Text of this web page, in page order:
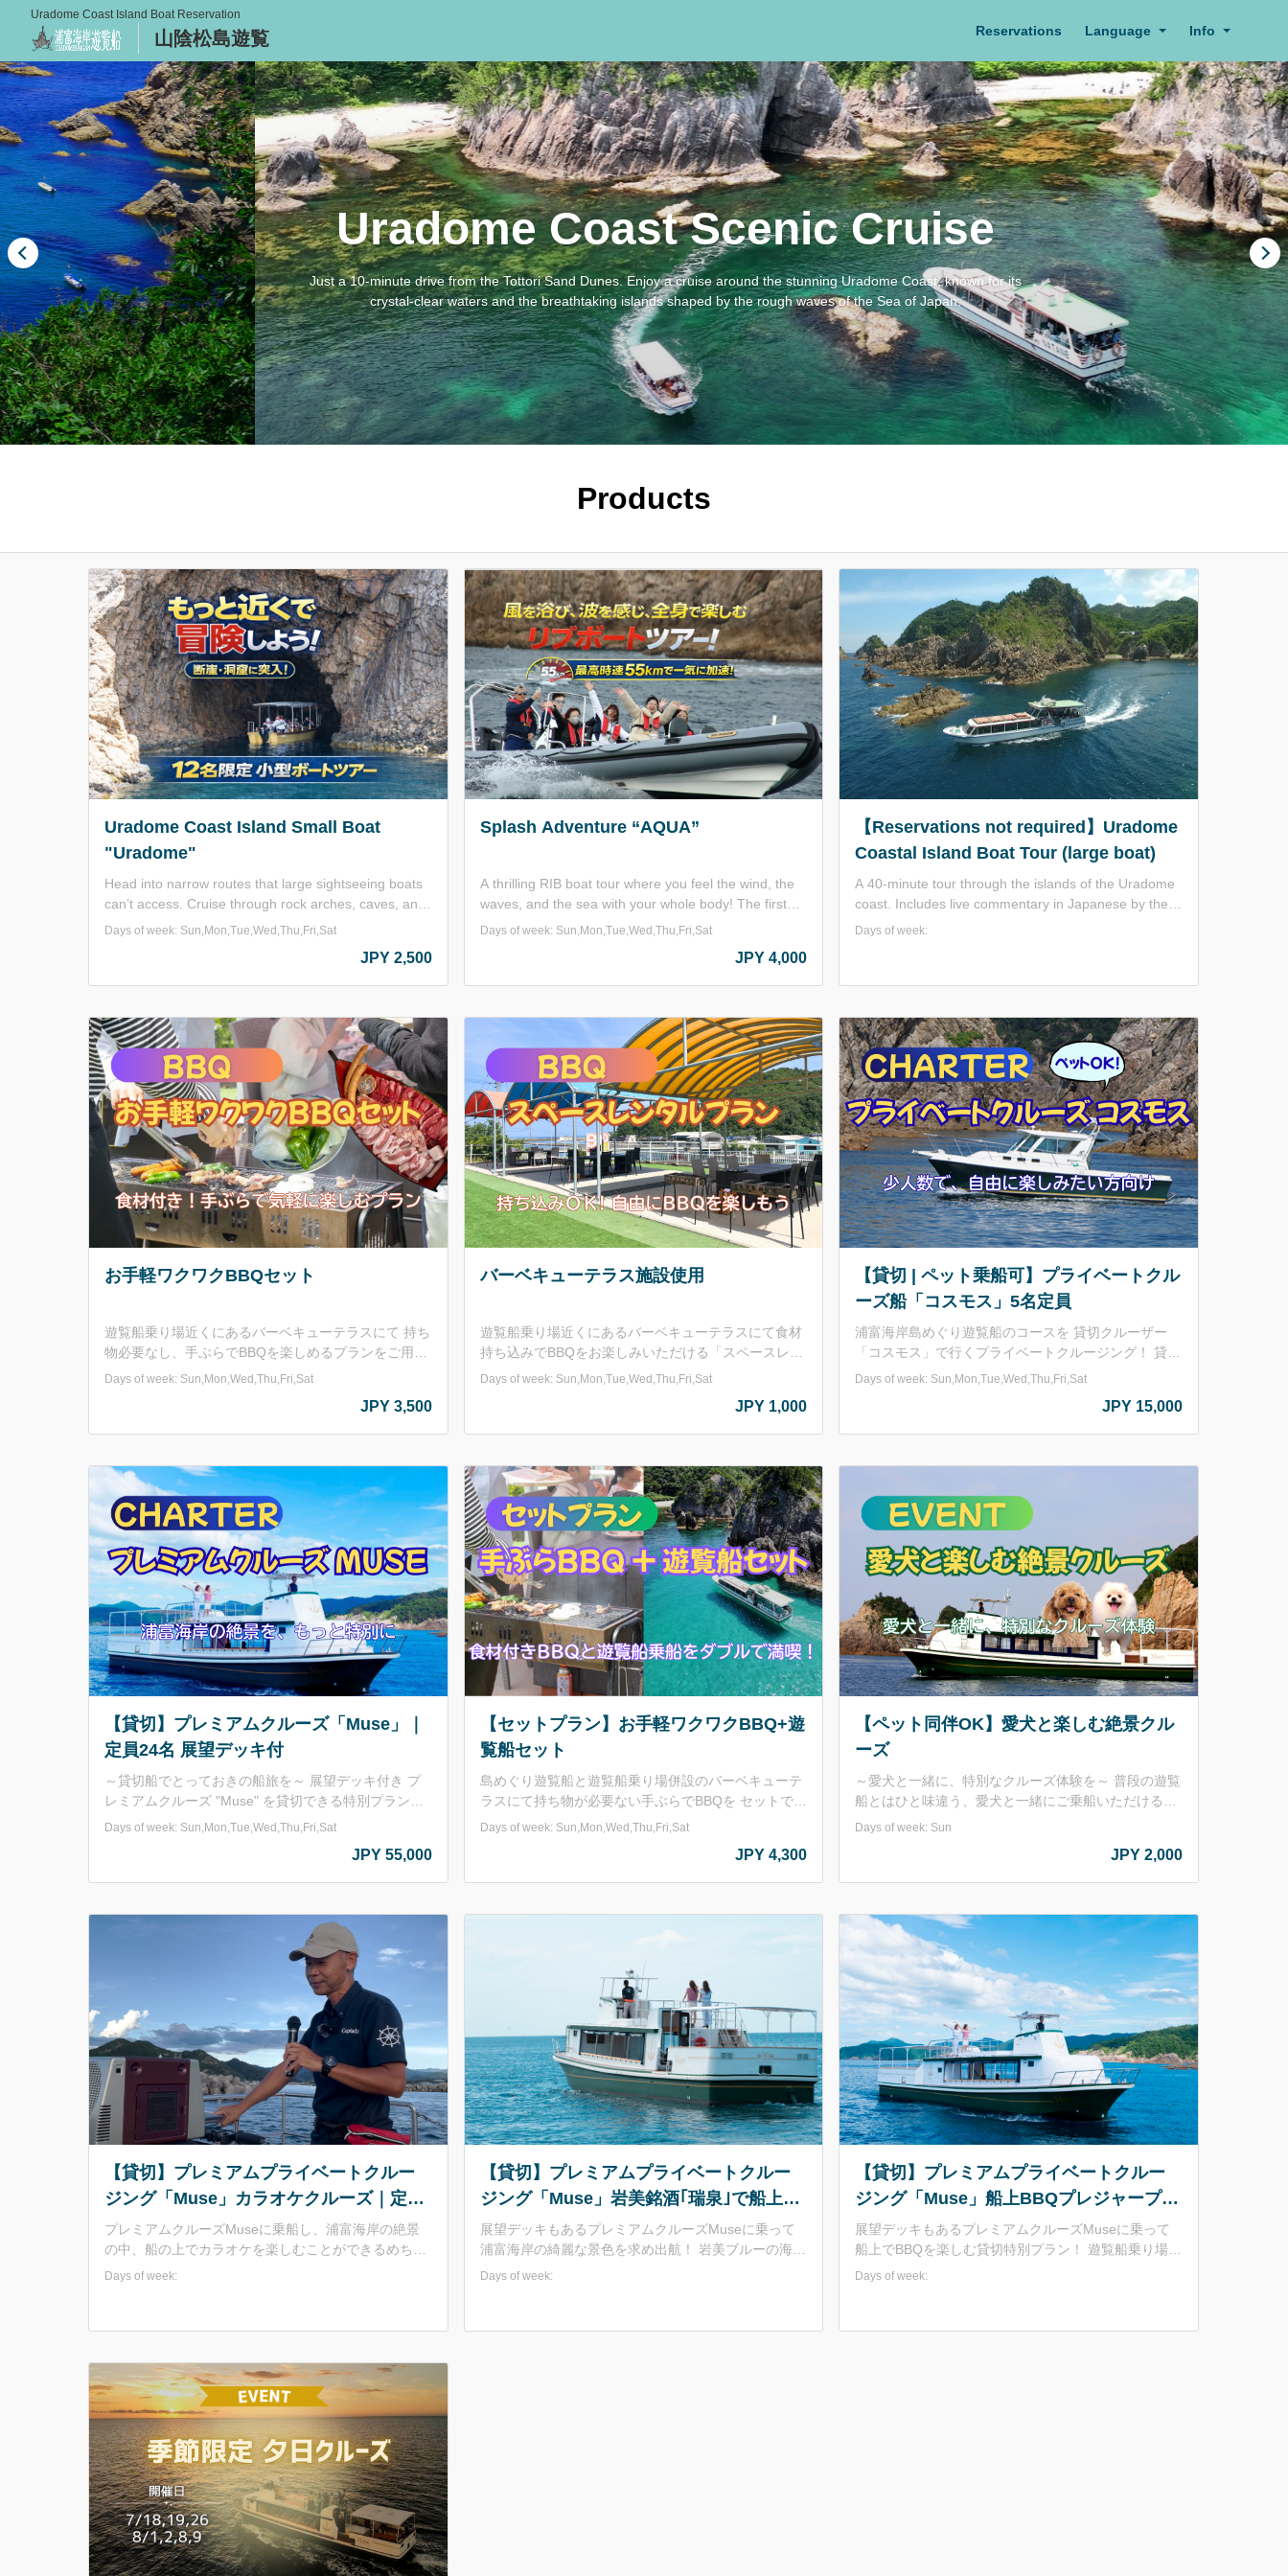
Uradome Coast Island Boat Reservation
山陰松島遊覧 Reservations Language Info
Uradome Coast Scenic Cruise
Just a 10-minute drive from the Tottori Sand Dunes. Enjoy a cruise around the stunning Uradome Coast, known for its
crystal-clear waters and the breathtaking islands shaped by the rough waves of the Sea of Japan.
Products
Uradome Coast Island Small Boat
"Uradome"
Head into narrow routes that large sightseeing boats
can’t access. Cruise through rock arches, caves, and
shallow coves, and experience the breathtaking
Looking straight up at the 70-meter cliffs from below
is an unforgettable, awe-inspiring moment. With only
immersive adventure. Enjoy the excitement of peering
into the sea with a glass-bottom viewer. Perfect for
those who want to get closer—and add a little
adventure to their journey!
Days of week: Sun,Mon,Tue,Wed,Thu,Fri,Sat
JPY 2,500
Splash Adventure “AQUA”
A thrilling RIB boat tour where you feel the wind, the
waves, and the sea with your whole body! The first
half offers breathtaking views of the Uradome Coast,
accelerates up to approximately 55 km/h in the
second half. Perfect for those who want more
through July 17 and from August 31 to October 9 are
available by reservation only. ※ This is a high-speed
boat, which may put strain on your lower back. Please
be cautious if you have concerns about your back or
legs. ※ Age requirement: Junior high school students
to 60 years old.
Days of week: Sun,Mon,Tue,Wed,Thu,Fri,Sat
JPY 4,000
【Reservations not required】Uradome
Coastal Island Boat Tour (large boat)
A 40-minute tour through the islands of the Uradome
coast. Includes live commentary in Japanese by the
captain. The boat has indoor seating at the front and
please visit the website to check the operation status
25 m depth of water clarity, beautiful beaches with
white sand and green pines, and a view of the
intricate Rias coastline with its varied scenery! Enjoy a
relaxing and leisurely cruise. Translated with
DeepL.com (free version)
Days of week:
お手軽ワクワクBBQセット
遊覧船乗り場近くにあるバーベキューテラスにて 持ち
物必要なし、手ぶらでBBQを楽しめるプランをご用意
しました！ 遊覧船の船長がセレクトした鳥取県産の牛
内容～ お肉：鳥取県産のお肉(牛バラ・牛ランプ・豚
バラ・鶏モモ)+鳥取県産ロングウインナー 野菜：ピー
込みをおすすめしております。 他：おにぎり2個・焼
肉のタレ その他料金に含まれるもの：施設利用料
(BBQコンロ(網･鉄板付き)･テーブル･イス･トング･火
ばさみ･調理台&流し台使用料･ごみ処理代込み 【営業
期間】2026年5月15日～10月31日 ※毎週火曜日およ
び大型連休を除く(お盆連休・シルバーウィーク等)
【営業時間】11：00～15：00(15：00には施設を閉め
させていただきます。) 【セット料金】大人(中学生以
上) 3,500円/人 小学生 3,000円/人 ■申込みについて
お申し込みは2名様以上でお願いしております。 大型
連休は「施設利用プラン」のみ予約受付可能となりま
す。
Days of week: Sun,Mon,Wed,Thu,Fri,Sat
JPY 3,500
バーベキューテラス施設使用
遊覧船乗り場近くにあるバーベキューテラスにて食材
持ち込みでBBQをお楽しみいただける「スペースレン
タルプラン」 【営業期間】2026年5月1日～10月31日
させていただきます。) 【バーベキュー施設利用
料】 大人(中学生以上) 1,000円/人 小学生 500円/人
ス･トング･火ばさみ･調理台&流し台使用料･ごみ処理
代込み ■申込みについて お申し込みは2名様以上でお
願いしております。
Days of week: Sun,Mon,Tue,Wed,Thu,Fri,Sat
JPY 1,000
【貸切 | ペット乗船可】プライベートクル
ーズ船「コスモス」5名定員
浦富海岸島めぐり遊覧船のコースを 貸切クルーザー
「コスモス」で行くプライベートクルージング！ 貸切
なので周りも気にせず、ご家族やご夫婦、カップルや
船時間は約40分、島めぐり遊覧船と同じコースを運
長がサポート！ご要望などは可能な限りご対応致しま
す。 ※洞門や洞窟は入ることができません。予めご了
承くださいませ。
Days of week: Sun,Mon,Tue,Wed,Thu,Fri,Sat
JPY 15,000
【貸切】プレミアムクルーズ「Muse」｜
定員24名 展望デッキ付
～貸切船でとっておきの船旅を～ 展望デッキ付き プ
レミアムクルーズ "Muse" を貸切できる特別プラン！
遊覧船乗り場から浦富海岸の絶景ポイントを巡りま
✔ ゆったり過ごせるテーブル席 ✔ コースは船長と相
集まりやイベントにおすすめです！ 出航時間は要相談
（予約フォーム入力時に記載ください。）
Days of week: Sun,Mon,Tue,Wed,Thu,Fri,Sat
JPY 55,000
【セットプラン】お手軽ワクワクBBQ+遊
覧船セット
島めぐり遊覧船と遊覧船乗り場併設のバーベキューテ
ラスにて持ち物が必要ない手ぶらでBBQを セットでお
得に楽しめるプランをご用意しました！ BBQ食材は遊
プなど。 友達や家族、小イベント等、BBQと乗船をダ
ブルで楽しめます ^^ ～セット内容～ お肉：鳥取県産
少なめです。必要な方は持ち込みをおすすめしており
まれるもの：施設利用料(BBQコンロ(網･鉄板付き)･テ
ーブル･イス･トング･火ばさみ･調理台&流し台使用料･
ごみ処理代込み 【営業期間】2026年5月15日～10月
31日 ※毎週火曜日および大型連休を除く 【営業時
間】11：00～15：00(15：00には施設を閉めさせてい
ただきます。) 【セット料金】大人(中学生以上) 4,300
円/人 小学生 3,500円/人 ■申込みについて お申し込
みは2名様以上でお願いしております。 遊覧船欠航時
は、お手軽ワクワクBBQプラン（大人3,500円 小学生
3,000円）へ変更となり、差額を返金致します。
Days of week: Sun,Mon,Wed,Thu,Fri,Sat
JPY 4,300
【ペット同伴OK】愛犬と楽しむ絶景クル
ーズ
～愛犬と一緒に、特別なクルーズ体験を～ 普段の遊覧
船とはひと味違う、愛犬と一緒にご乗船いただける特
別なイベントクルーズを開催します。 海の上でゆった
ちゃんと一緒に景色を楽しめます。 写真撮影にもぴっ
めです。 【実施日】2026年5月24日、6月14日、7月5
日、9月27日 【出航時間】11:00 【最少催行人数】10
ひご参加ください。 ※貸切クルーズではありません。
※1グループ 2頭まで。 ※大型犬が乗船する場合は状
況により定員の制限をする場合がございます。 ※マナ
ーパンツ、リード着用必須。 ※狂犬病・混合ワクチン
の予防接種を受けていない場合はご利用いただけませ
ん。 ※海上状況により欠航、中止となる場合がござい
ます。 ※催行人数に満たない場合、中止となる場合が
ございます。
Days of week: Sun
JPY 2,000
【貸切】プレミアムプライベートクルー
ジング「Muse」カラオケクルーズ｜定員
10名 展望デッキ付
プレミアムクルーズMuseに乗船し、浦富海岸の絶景
の中、船の上でカラオケを楽しむことができるめちゃ
めちゃ贅沢で開放感バツグンな遊覧船！ 自然の中での
（ギャラリーとして乗り組む場合は24名までOK）
Days of week:
【貸切】プレミアムプライベートクルー
ジング「Muse」岩美銘酒｢瑞泉｣で船上ほ
ろ酔いプラン｜定員10名 展望デッキ付
展望デッキもあるプレミアムクルーズMuseに乗って
浦富海岸の綺麗な景色を求め出航！ 岩美ブルーの海と
迫力満点の島々を眺めながら・・・名物の干物を炙
Days of week:
【貸切】プレミアムプライベートクルー
ジング「Muse」船上BBQプレジャープラ
ン｜定員10名 展望デッキ付
展望デッキもあるプレミアムクルーズMuseに乗って
船上でBBQを楽しむ貸切特別プラン！ 遊覧船乗り場か
ら絶景ポイントを巡りながら船上でBBQをお楽しみい
景色や楽しいBBQをお楽しみください！！
Days of week: